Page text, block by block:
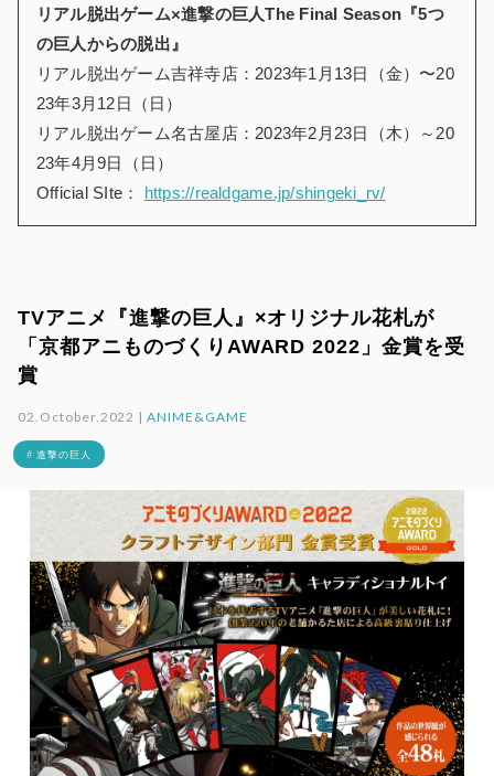
リアル脱出ゲーム×進撃の巨人The Final Season『5つ
の巨人からの脱出』
リアル脱出ゲーム吉祥寺店：2023年1月13日（金）〜20
23年3月12日（日）
リアル脱出ゲーム名古屋店：2023年2月23日（木）～20
23年4月9日（日）
Official SIte： https://realdgame.jp/shingeki_rv/
TVアニメ『進撃の巨人』×オリジナル花札が
「京都アニものづくりAWARD 2022」金賞を受
賞
02.October.2022 |ANIME&GAME
# 進撃の巨人